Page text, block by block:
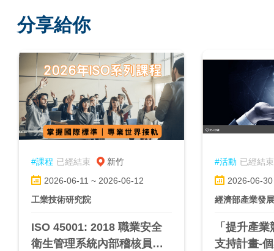
分享給你
#課程 已經結束
新竹
2026-06-11 ~ 2026-06-12
工業技術研究院
ISO 45001: 2018 職業安全
衛生管理系統內部稽核員訓
#活動 已經結束
2026-06-30
經濟部產業發
「提升產
支持計畫-